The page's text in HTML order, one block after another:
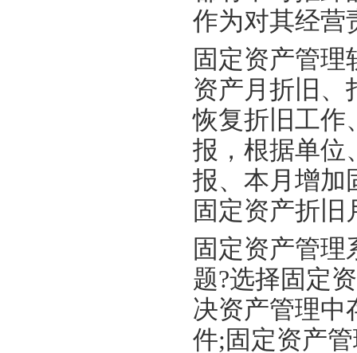
作为对其经营
固定资产管
资产月折旧、
恢复折旧工作
报，根据单位
报、本月增加
固定资产折
固定资产管
题?选择固定
决资产管理
件;固定资产